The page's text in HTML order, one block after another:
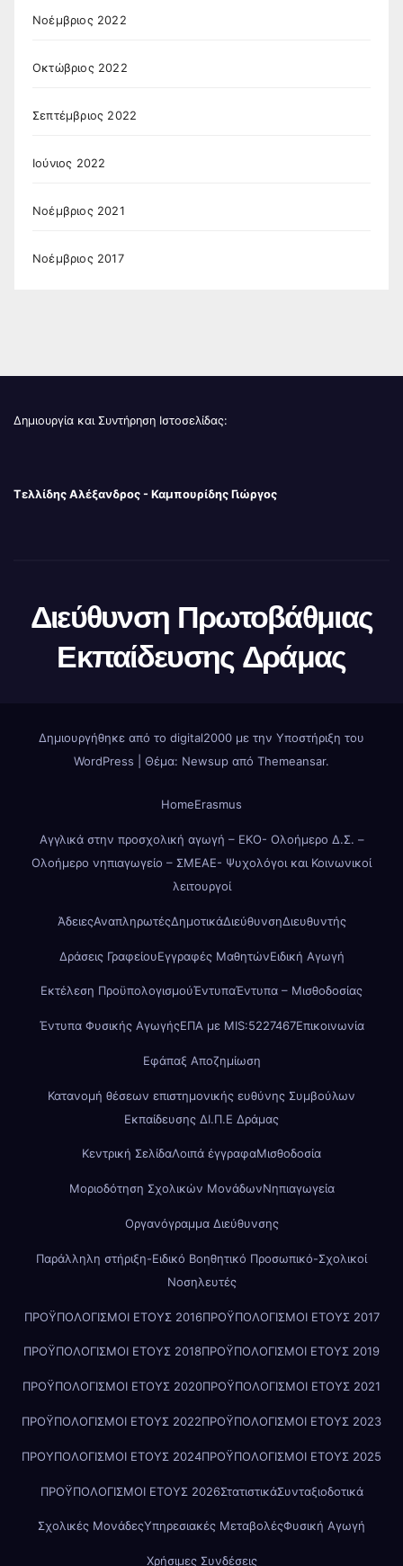
Νοέμβριος 2022
Οκτώβριος 2022
Σεπτέμβριος 2022
Ιούνιος 2022
Νοέμβριος 2021
Νοέμβριος 2017
Δημιουργία και Συντήρηση Ιστοσελίδας:
Τελλίδης Αλέξανδρος - Καμπουρίδης Γιώργος
Διεύθυνση Πρωτοβάθμιας
Εκπαίδευσης Δράμας
Δημιουργήθηκε από το digital2000 με την Υποστήριξη του
WordPress
Θέμα: Newsup από Themeansar.
HomeErasmus
Αγγλικά στην προσχολική αγωγή – ΕΚΟ- Ολοήμερο Δ.Σ. –
Ολοήμερο νηπιαγωγείο – ΣΜΕΑΕ- Ψυχολόγοι και Κοινωνικοί
λειτουργοί
ΆδειεςΑναπληρωτέςΔημοτικάΔιεύθυνσηΔιευθυντής
Δράσεις ΓραφείουΕγγραφές ΜαθητώνΕιδική Αγωγή
Εκτέλεση ΠροϋπολογισμούΈντυπαΈντυπα – Μισθοδοσίας
Έντυπα Φυσικής ΑγωγήςΕΠΑ με MIS:5227467Επικοινωνία
Εφάπαξ Αποζημίωση
Κατανομή θέσεων επιστημονικής ευθύνης Συμβούλων
Εκπαίδευσης ΔΙ.Π.Ε Δράμας
Κεντρική ΣελίδαΛοιπά έγγραφαΜισθοδοσία
Μοριοδότηση Σχολικών ΜονάδωνΝηπιαγωγεία
Οργανόγραμμα Διεύθυνσης
Παράλληλη στήριξη-Ειδικό Βοηθητικό Προσωπικό-Σχολικοί
Νοσηλευτές
ΠΡΟΫΠΟΛΟΓΙΣΜΟΙ ΕΤΟΥΣ 2016ΠΡΟΫΠΟΛΟΓΙΣΜΟΙ ΕΤΟΥΣ 2017
ΠΡΟΫΠΟΛΟΓΙΣΜΟΙ ΕΤΟΥΣ 2018ΠΡΟΫΠΟΛΟΓΙΣΜΟΙ ΕΤΟΥΣ 2019
ΠΡΟΫΠΟΛΟΓΙΣΜΟΙ ΕΤΟΥΣ 2020ΠΡΟΫΠΟΛΟΓΙΣΜΟΙ ΕΤΟΥΣ 2021
ΠΡΟΫΠΟΛΟΓΙΣΜΟΙ ΕΤΟΥΣ 2022ΠΡΟΫΠΟΛΟΓΙΣΜΟΙ ΕΤΟΥΣ 2023
ΠΡΟΥΠΟΛΟΓΙΣΜΟΙ ΕΤΟΥΣ 2024ΠΡΟΫΠΟΛΟΓΙΣΜΟΙ ΕΤΟΥΣ 2025
ΠΡΟΫΠΟΛΟΓΙΣΜΟΙ ΕΤΟΥΣ 2026ΣτατιστικάΣυνταξιοδοτικά
Σχολικές ΜονάδεςΥπηρεσιακές ΜεταβολέςΦυσική Αγωγή
Χρήσιμες Συνδέσεις